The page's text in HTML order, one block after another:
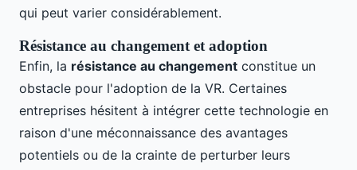
qui peut varier considérablement.
Résistance au changement et adoption
Enfin, la résistance au changement constitue un
obstacle pour l'adoption de la VR. Certaines
entreprises hésitent à intégrer cette technologie en
raison d'une méconnaissance des avantages
potentiels ou de la crainte de perturber leurs